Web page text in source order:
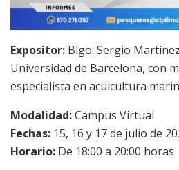
Expositor: Blgo. Sergio
Universidad de Barcelona, con
especialista en acuicultura
Modalidad:Campus Virtual
Fechas: 15, 16 y 17 de julio de
Horario: De 18:00 a 20:00 horas